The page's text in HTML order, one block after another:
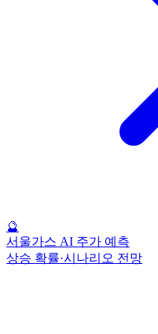
🔮
서울가스 AI 주가 예측
상승 확률·시나리오 전망